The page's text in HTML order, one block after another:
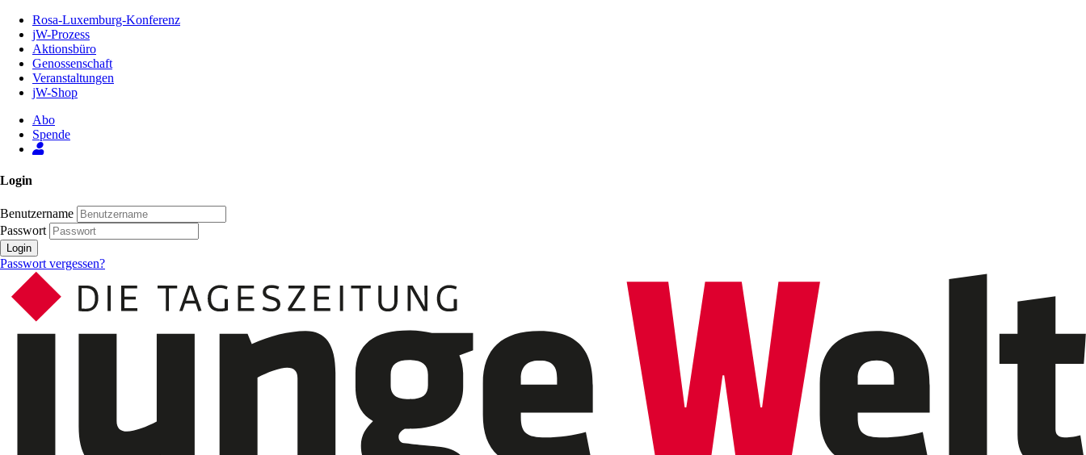
Inhalt
Seite
Rosa-Luxemburg-Konferenz
jW-Prozess
Aktionsbüro
Genossenschaft
Veranstaltungen
jW-Shop
Abo
Spende
Login
Benutzername
Passwort
Login
Passwort vergessen?